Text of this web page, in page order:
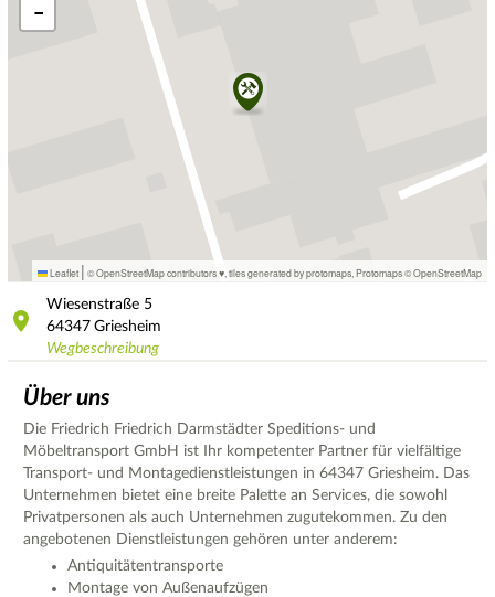
−
Leaflet | © OpenStreetMap contributors ♥, tiles generated by protomaps Protomaps©OpenStreetMap
Wiesenstraße 5
64347 Griesheim
Wegbeschreibung
Über uns
Die Friedrich Friedrich Darmstädter Speditions- und
Möbeltransport GmbH ist Ihr kompetenter Partner für vielfältige
Transport- und Montagedienstleistungen in 64347 Griesheim. Das
Unternehmen bietet eine breite Palette an Services, die sowohl
Privatpersonen als auch Unternehmen zugutekommen. Zu den
angebotenen Dienstleistungen gehören unter anderem:
Antiquitätentransporte
Montage von Außenaufzügen